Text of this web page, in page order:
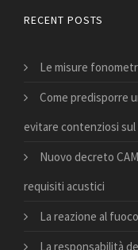
RECENT POSTS
Le misure
Come predisporre
evitare contenziosi sul
Nuovo decreto
requisiti acustici
La reazione al
La responsabilità